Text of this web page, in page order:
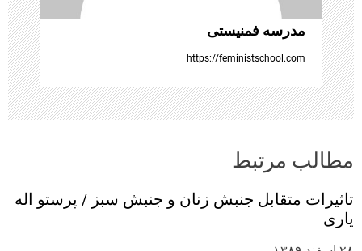
مدرسه فمنیستی
https://feministschool.com
مطالب مرتبط
تاثیرات متقابل جنبش زنان و جنبش‌ سبز / پرستو اله
یاری